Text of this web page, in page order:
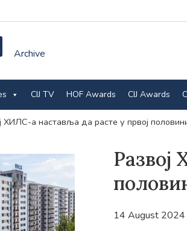
Archive
CIJ TV HOF Awards CIJ Awards
ХИЛС-а наставља да расте у првој
Развој
14 August 2024